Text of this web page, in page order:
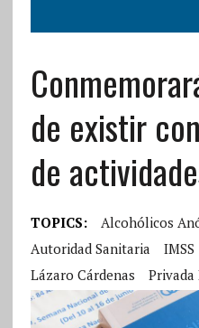
de existir
de
TOPICS: Alcohólicos
Autoridad Sanitaria
IMSS
Lázaro Cárdenas
Privada